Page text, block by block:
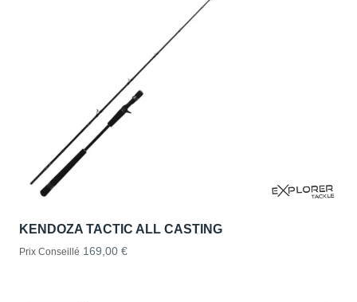
KENDOZA TACTIC ALL CASTING
Prix Conseillé 169,00 €